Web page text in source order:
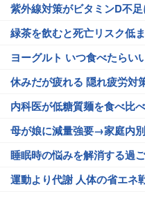
紫外線対策がビタミンD不
緑茶を飲むと死亡リスク低
ヨーグルト いつ食べたらい
休みだが疲れる 隠れ疲労対
内科医が低糖質麺を食べ比
母が娘に減量強要→家庭内
睡眠時の悩みを解消する過
運動より代謝 人体の省エネ